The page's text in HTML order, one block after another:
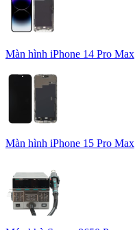
Màn hình iPhone 14 Pro Max
Màn hình iPhone 15 Pro Max